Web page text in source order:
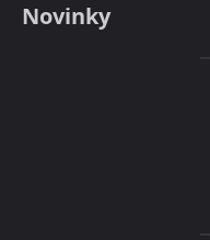
Novinky